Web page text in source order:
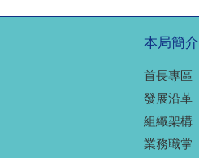
本局簡介
首長專區
發展沿革
組織架構
業務職掌